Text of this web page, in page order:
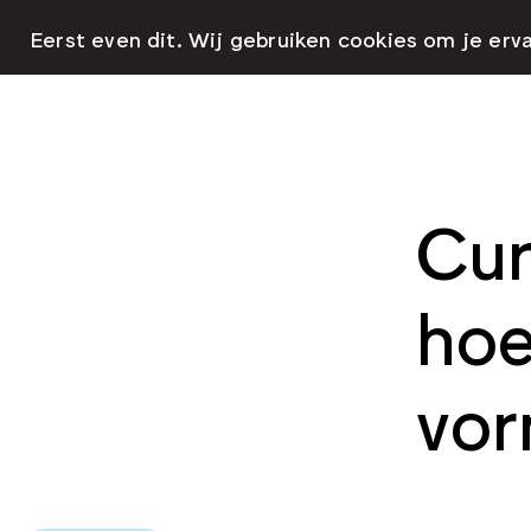
Eerst even dit. Wij gebruiken cookies om je